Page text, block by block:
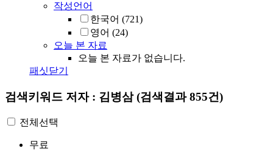
작성언어
한국어 (721)
영어 (24)
오늘 본 자료
오늘 본 자료가 없습니다.
패싯닫기
검색키워드 저자 : 김병삼(검색결과 855건)
전체선택
무료